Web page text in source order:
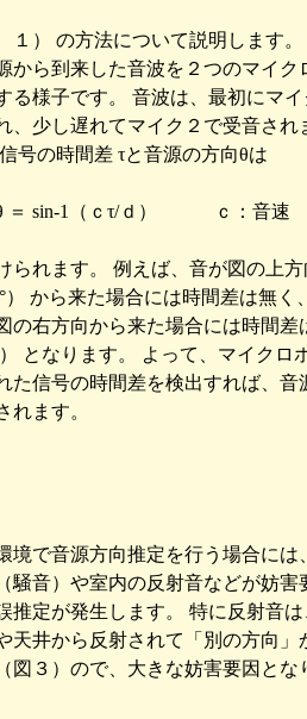
１） の方法について説明します。
から到来した音波を２つのマイク
る様子です。 音波は、最初にマ
、少し遅れてマイク２で受音され
号の時間差 τと音源の方向θは
1（ｃτ/ｄ） ｃ：音速
られます。 例えば、音が図の上
） から来た場合には時間差は無く
の右方向から来た場合には時間差
となります。 よって、マイクロ
た信号の時間差を検出すれば、音
れます。
境で音源方向推定を行う場合には
騒音）や室内の反射音などが妨害
推定が発生します。 特に反射音
天井から反射されて「別の方向」
図３）ので、大きな妨害要因とな